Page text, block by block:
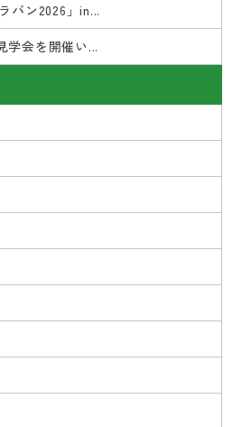
バン2026」in...
学会を開催い...